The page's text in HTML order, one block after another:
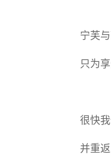
宁芙
只为
很快
并重